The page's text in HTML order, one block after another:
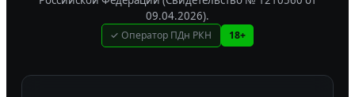
09.04.2026).
✓ Оператор ПДн РКН 18+